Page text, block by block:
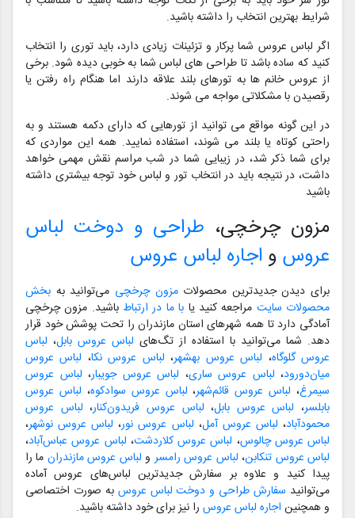
شرایط بهترین انتخاب را داشته باشید.
اگر لباس عروس شما پرکار و تزئینات زیادی دارد، باید توری را انتخاب
کنید که ساده باشد تا طراحی های لباس شما به خوبی دیده شود. برخی
از عروس خانم ها به تورهای بلند علاقه دارند اما هنگام راه رفتن یا
رقصیدن با مشکلاتی مواجه می شوند.
در این گونه مواقع می توانید از تورهایی که دارای دکمه هستند و به
راحتی کوتاه یا بلند می شوند، استفاده نمایید. همه این مواردی که
برای شما ذکر شد، در زیبایی شما در شب مراسم نقش مهمی خواهد
داشت، در نتیجه باید در انتخاب تور و لباس خود توجه بیشتری داشته
باشید
مزون چرخچی، طراحی و دوخت لباس
عروس و اجاره لباس عروس
برای دیدن جدیدترین محصولاتمزون چرخچی می‌توانید به بخش
محصولات سایت مراجعه کنید یا با ما در ارتباط باشید. مزون چرخچی
آمادگی دارد تا همه شهرهای استان مازندران را تحت پوشش خود قرار
دهد. شما می‌توانید با استفاده از تگ‌های لباس عروس بابل، لباس
عروس گلوگاه، لباس عروس بهشهر، لباس عروس نکا، لباس عروس
میان‌دورود، لباس عروس ساری، لباس عروس جویبار، لباس عروس
سیمرغ، لباس عروس قائم‌شهر، لباس عروس سوادکوه، لباس عروس
بابلسر، لباس عروس بابل، لباس عروس فریدون‌کنار، لباس عروس
محمودآباد، لباس عروس آمل، لباس عروس نور، لباس عروس نوشهر،
لباس عروس چالوس، لباس عروس کلاردشت، لباس عروس عباس‌آباد،
لباس عروس تنکابن، لباس عروس رامسر و لباس عروس مازندران ما را
پیدا کنید و علاوه بر سفارش جدیدترین لباس‌های عروس آماده
می‌توانید سفارش طراحی و دوخت لباس عروس به صورت اختصاصی
و همچنین اجاره لباس عروس را نیز برای خود داشته باشید.